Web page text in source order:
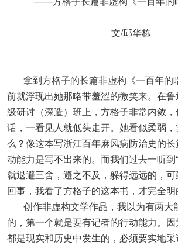
文/邱华栋
拿到方格子的长篇非虚构《一百年的
前就浮现出她那略带羞涩的微笑来。在
级研讨（深造）班上，方格子非常内敛
话，一看见人就低头走开。她看似柔弱
么？像这本写浙江百年麻风病防治史的
动能力是写不出来的。而我们过去一听到
就退避三舍，避之不及，躲得远远的，
回事，我看了方格子的这本书，才完全明
创作非虚构文学作品，我以为有两大
的，第一个就是要有记者的行动能力。
都是现实和历史中发生的，必须要实地